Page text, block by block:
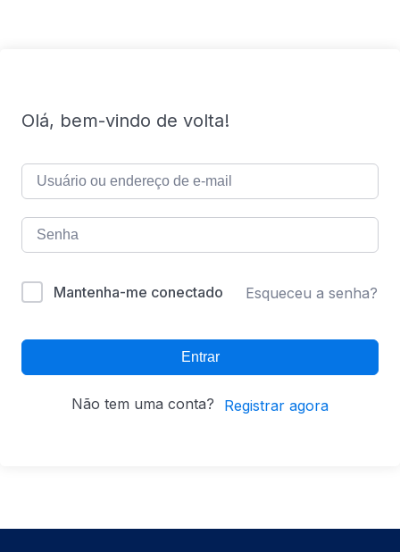
Olá, bem-vindo de volta!
Mantenha-me conectado Esqueceu a senha?
Entrar
Não tem uma conta? Registrar agora